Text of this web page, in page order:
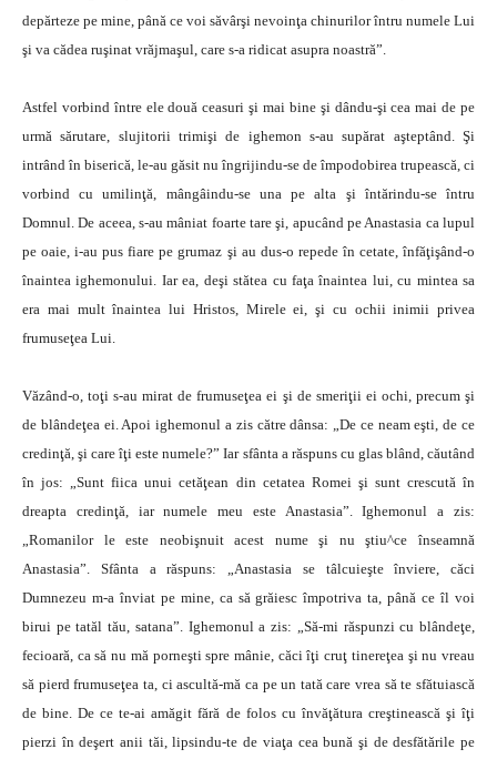
depărteze pe mine, până ce voi săvârşi nevoinţa chinurilor întru numele Lui
şi va cădea ruşinat vrăjmaşul, care s-a ridicat asupra noastră”.
Astfel vorbind între ele două ceasuri şi mai bine şi dându-şi cea mai de pe
urmă sărutare, slujitorii trimişi de ighemon s-au supărat aşteptând. Şi
intrând în biserică, le-au găsit nu îngrijindu-se de împodobirea trupească, ci
vorbind cu umilinţă, mângâindu-se una pe alta şi întărindu-se întru
Domnul. De aceea, s-au mâniat foarte tare şi, apucând pe Anastasia ca lupul
pe oaie, i-au pus fiare pe grumaz şi au dus-o repede în cetate, înfăţişând-o
înaintea ighemonului. Iar ea, deşi stătea cu faţa înaintea lui, cu mintea sa
era mai mult înaintea lui Hristos, Mirele ei, şi cu ochii inimii privea
frumuseţea Lui.
Văzând-o, toţi s-au mirat de frumuseţea ei şi de smeriţii ei ochi, precum şi
de blândeţea ei. Apoi ighemonul a zis către dânsa: „De ce neam eşti, de ce
credinţă, şi care îţi este numele?” Iar sfânta a răspuns cu glas blând, căutând
în jos: „Sunt fiica unui cetăţean din cetatea Romei şi sunt crescută în
dreapta credinţă, iar numele meu este Anastasia”. Ighemonul a zis:
„Romanilor le este neobişnuit acest nume şi nu ştiu^ce înseamnă
Anastasia”. Sfânta a răspuns: „Anastasia se tâlcuieşte înviere, căci
Dumnezeu m-a înviat pe mine, ca să grăiesc împotriva ta, până ce îl voi
birui pe tatăl tău, satana”. Ighemonul a zis: „Să-mi răspunzi cu blândeţe,
fecioară, ca să nu mă porneşti spre mânie, căci îţi cruţ tinereţea şi nu vreau
să pierd frumuseţea ta, ci ascultă-mă ca pe un tată care vrea să te sfătuiască
de bine. De ce te-ai amăgit fără de folos cu învăţătura creştinească şi îţi
pierzi în deşert anii tăi, lipsindu-te de viaţa cea bună şi de desfătările pe